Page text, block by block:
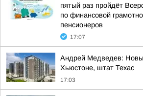
пятый раз пройдёт
по финансовой
пенсионеров
17:07
Андрей Медведев:
Хьюстоне, штат Техас
17:03